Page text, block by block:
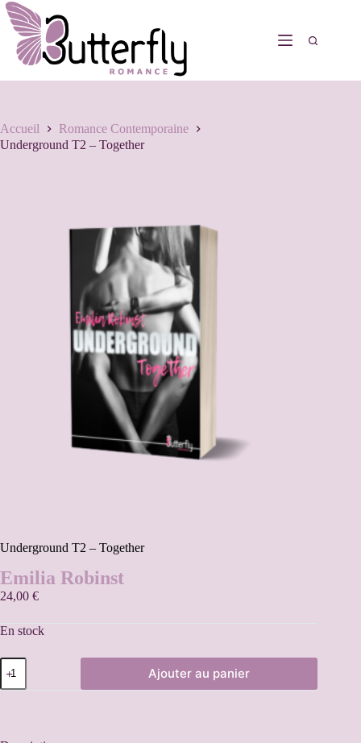
Accueil
Romance Contemporaine
Underground T2 – Together
Underground T2 – Together
Emilia Robinst
24,00 €
En stock
Ajouter au panier
e